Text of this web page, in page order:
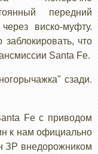
передний
виско-муфту.
что
Santa Fe.
сзади.
Fe с приводом
к нам официально
ЗР внедорожником